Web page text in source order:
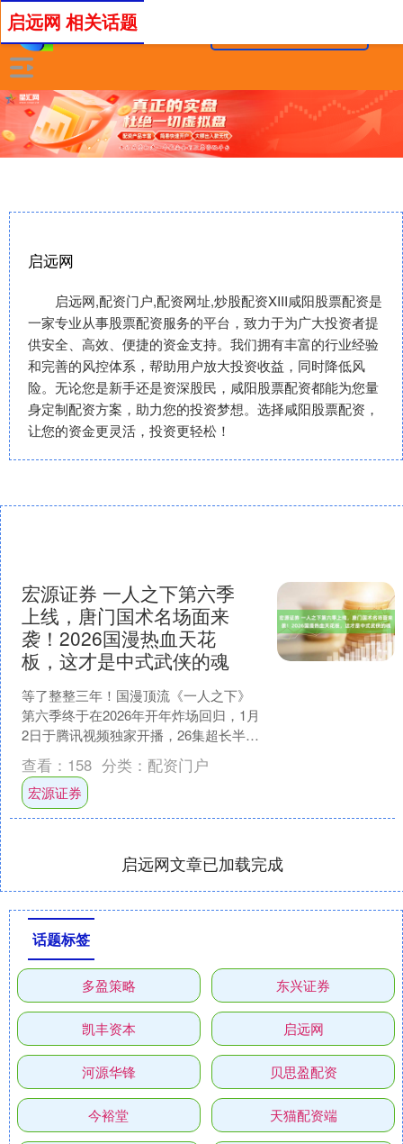
启远网
启远网,配资门户,配资网址,炒股配资XIII‌咸阳股票配资是
一家专业从事股票配资服务的平台，致力于为广大投资者提
供安全、高效、便捷的资金支持。我们拥有丰富的行业经验
和完善的风控体系，帮助用户放大投资收益，同时降低风
险。无论您是新手还是资深股民，咸阳股票配资都能为您量
身定制配资方案，助力您的投资梦想。选择咸阳股票配资，
让您的资金更灵活，投资更轻松！
启远网 相关话题
宏源证券 一人之下第六季
上线，唐门国术名场面来
袭！2026国漫热血天花
板，这才是中式武侠的魂
等了整整三年！国漫顶流《一人之下》
第六季终于在2026年开年炸场回归，1月
2日于腾讯视频独家开播，26集超长半年
番直接点燃整个国漫圈。作为开年最受
期待的2D国漫....
查看： 158 分类： 配资门户
宏源证券
启远网文章已加载完成
话题标签
多盈策略 东兴证券
凯丰资本 启远网
河源华锋 贝思盈配资
今裕堂 天猫配资端